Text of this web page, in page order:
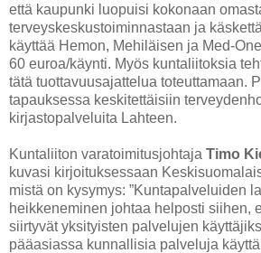
että kaupunki luopuisi kokonaan
terveyskeskustoiminnastaan ja
käyttää Hemon, Mehiläisen ja Med-
60 euroa/käynti. Myös kuntaliitoksia
tätä tuottavuusajattelua toteuttamaan.
tapauksessa keskitettäisiin
kirjastopalveluita Lahteen.
Kuntaliiton varatoimitusjohtaja Timo
kuvasi kirjoituksessaan
mistä on kysymys: ”Kuntapalveluiden
heikkeneminen johtaa helposti siihen,
siirtyvät yksityisten palvelujen
pääasiassa kunnallisia palveluja